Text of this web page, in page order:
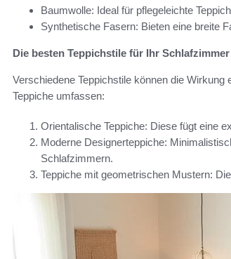
Baumwolle: Ideal für pflegeleichte
Synthetische Fasern: Bieten eine breite
Die besten Teppichstile für Ihr Schlafzimmer
Verschiedene Teppichstile können die
Teppiche umfassen:
Orientalische Teppiche: Diese fügt eine
Moderne Designerteppiche:
Schlafzimmern.
Teppiche mit geometrischen Mustern: